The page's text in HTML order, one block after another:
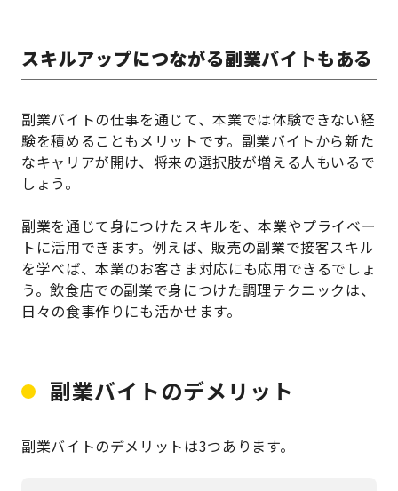
スキルアップにつながる副業バイトもある
副業バイトの仕事を通じて、本業では体験できない経
験を積めることもメリットです。副業バイトから新た
なキャリアが開け、将来の選択肢が増える人もいるで
しょう。
副業を通じて身につけたスキルを、本業やプライベー
トに活用できます。例えば、販売の副業で接客スキル
を学べば、本業のお客さま対応にも応用できるでしょ
う。飲食店での副業で身につけた調理テクニックは、
日々の食事作りにも活かせます。
副業バイトのデメリット
副業バイトのデメリットは3つあります。